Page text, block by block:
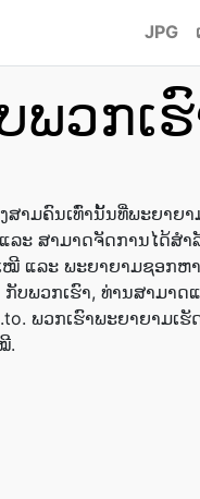
JPG
ພວກເ
ສາມຄົນເທົ່ານັ້ນທີ່ພະຍາຍາ
ແລະ ສາມາດຈັດການໄດ້ສ
ໝີ ແລະ ພະຍາຍາມຊອກຫ
ບພວກເຮົາ, ທ່ານສາມາດແ
ພວກເຮົາພະຍາຍາມເ
.